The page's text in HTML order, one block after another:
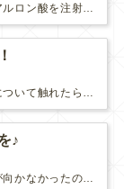
「ホウレイ線が気になるからヒアルロン酸を注射してください」とおっしゃる患者様は多いです。肌の痩せでシワが目立っている場合はホウ…
先日ちらりと水素サプリメントについて触れたら、沢山の問い合わせを頂きました🎵イキイキ元気で長生きは皆の永遠のテーマですものね！！…
♪